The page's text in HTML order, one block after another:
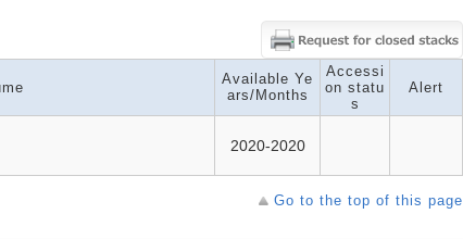
Available Ye
ars/Months
Accessi
on statu
s
Alert
2020-2020
Go to the top of this page